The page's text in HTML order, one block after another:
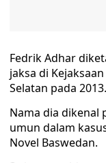
Fedrik Adhar
jaksa di
Selatan pada 2013.
Nama dia dikenal
umun dalam
Novel Baswedan.